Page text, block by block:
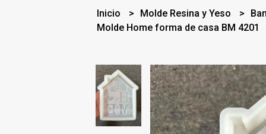
Inicio Molde Resina y Yeso
Molde Home forma de casa BM 4201